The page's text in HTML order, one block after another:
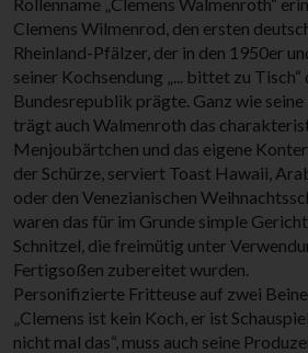
Clemens Wilmenrod, den ersten
Rheinland-Pfälzer, der in den 1950er
seiner Kochsendung „... bittet zu Tisch“
Bundesrepublik prägte. Ganz wie
trägt auch Walmenroth das
Menjoubärtchen und das eigene
der Schürze, serviert Toast Hawaii,
oder den Venezianischen
waren das für im Grunde simple
Schnitzel, die freimütig unter
Fertigsoßen zubereitet wurden.
Personifizierte Fritteuse auf zwei
„Clemens ist kein Koch, er ist
nicht mal das“, muss auch seine